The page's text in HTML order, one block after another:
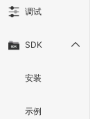
调试
SDK
安装
示例